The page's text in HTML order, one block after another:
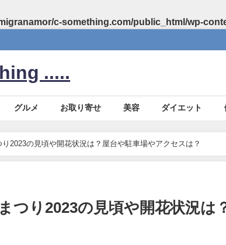
c-something.com/public_html/wp-
.....
グルメ お取り寄せ 美容 ダイエット
2023の見頃や開花状況は？屋台や駐車場やアクセスは？
つり2023の見頃や開花状況は